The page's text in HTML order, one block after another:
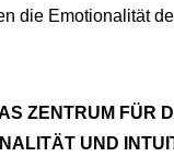
die Emotionalität
ZENTRUM FÜR
UND